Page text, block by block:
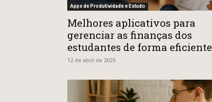
Apps de Produtividade e Estudo
Melhores aplicativos para
gerenciar as finanças dos
estudantes de forma eficiente
12 de abril de 2025